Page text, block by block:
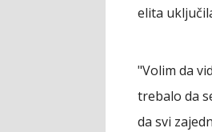
elita
"Volim da
trebalo da
da svi